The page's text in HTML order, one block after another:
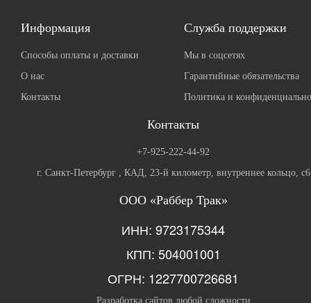
Информация
Способы оплаты и доставки
О нас
Контакты
Служба поддержки
Мы в соцсетях
Гарантийные обязательства
Политика и
Контакты
+7-925-222-44-92
г. Санкт-Петербург , КАД, 23-й километр, внутреннее кольцо, с6
ООО «Раббер Трак»
ИНН: 9723175344
КПП: 504001001
ОГРН: 1227700726681
Разработка сайтов любой сложности